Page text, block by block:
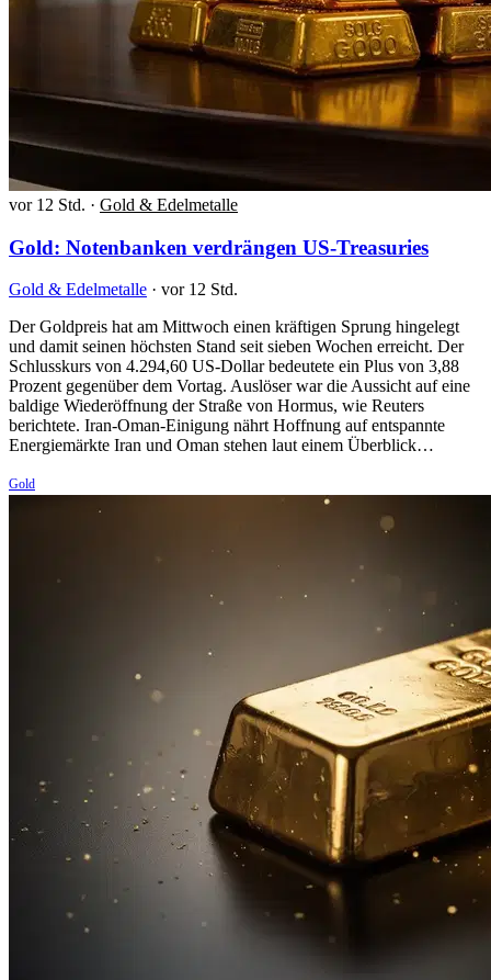
vor 12 Std. · Gold & Edelmetalle
Gold: Notenbanken verdrängen US-Treasuries
Gold & Edelmetalle · vor 12 Std.
Der Goldpreis hat am Mittwoch einen kräftigen Sprung hingelegt
und damit seinen höchsten Stand seit sieben Wochen erreicht. Der
Schlusskurs von 4.294,60 US-Dollar bedeutete ein Plus von 3,88
Prozent gegenüber dem Vortag. Auslöser war die Aussicht auf eine
baldige Wiederöffnung der Straße von Hormus, wie Reuters
berichtete. Iran-Oman-Einigung nährt Hoffnung auf entspannte
Energiemärkte Iran und Oman stehen laut einem Überblick…
Gold